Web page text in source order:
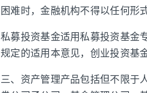
困难时，金融机构不得以任何形
私募投资基金适用私募投资基金
规定的适用本意见，创业投资基
三、资产管理产品包括但不限于